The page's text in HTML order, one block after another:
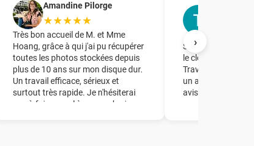
›
Amandine Pilorge
★★★★★
Très bon accueil de M. et Mme
Hoang, grâce à qui j'ai pu récupérer
toutes les photos stockées depuis
plus de 10 ans sur mon disque dur.
Un travail efficace, sérieux et
surtout très rapide. Je n'hésiterai
pas à faire appel à ce couple si
Société à laquelle
le clonage d'un
Travail parfait en
un accueil de
avisés.